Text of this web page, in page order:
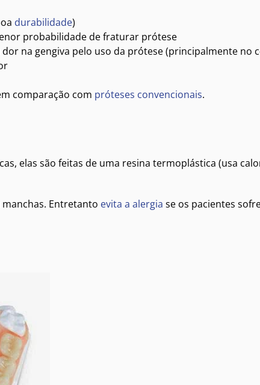
durabilidade)
probabilidade de fraturar prótese
na gengiva pelo uso da prótese (principalmente no
comparação com próteses convencionais.
elas são feitas de uma resina termoplástica (usa
Entretanto evita a alergia se os pacientes